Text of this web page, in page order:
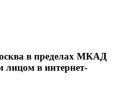
в пределах МКАД
лицом в интернет-